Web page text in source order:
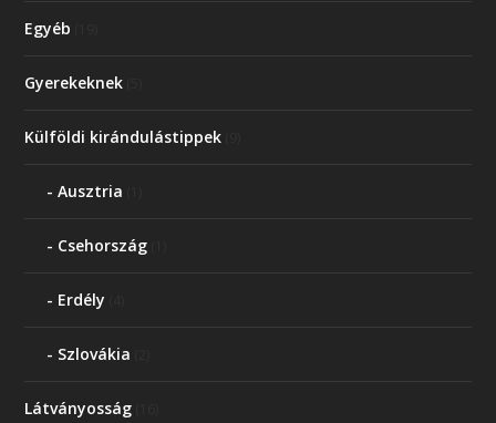
Egyéb
Gyerekeknek
Külföldi kirándulástippek
Ausztria
Csehország
Erdély
Szlovákia
Látványosság